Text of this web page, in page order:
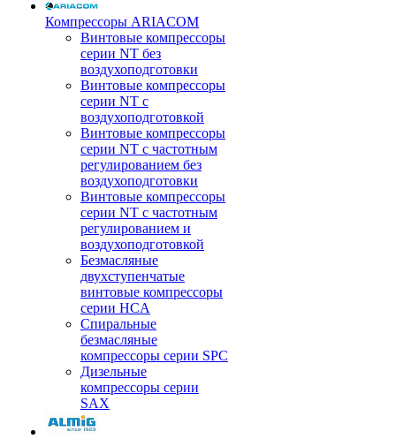
Компрессоры ARIACOM
Винтовые компрессоры
серии NT без
воздухоподготовки
Винтовые компрессоры
серии NT c
воздухоподготовкой
Винтовые компрессоры
серии NT с частотным
регулированием без
воздухоподготовки
Винтовые компрессоры
серии NT с частотным
регулированием и
воздухоподготовкой
Безмасляные
двухступенчатые
винтовые компрессоры
серии HCA
Спиральные
безмасляные
компрессоры серии SPC
Дизельные
компрессоры серии
SAX